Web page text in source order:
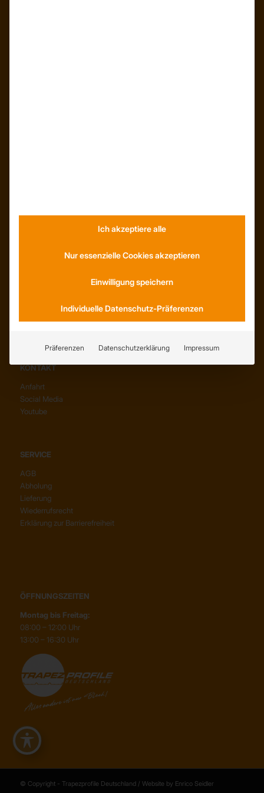
KONTAKT
Anfahrt
Social Media
Youtube
SERVICE
AGB
Abholung
Lieferung
Wiederrufsrecht
Erklärung zur Barrierefreiheit
ÖFFNUNGSZEITEN
Montag bis Freitag:
08:00 – 12:00 Uhr
13:00 – 16:30 Uhr
© Copyright - Trapezprofile Deutschland / Website by Enrico Seidler
Ich akzeptiere alle
Nur essenzielle Cookies akzeptieren
Einwilligung speichern
Individuelle Datenschutz-Präferenzen
Präferenzen Datenschutzerklärung Impressum